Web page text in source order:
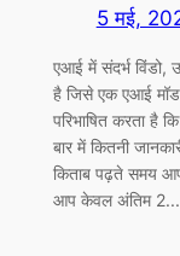
5 मई,
एआई में संदर्भ विंडो,
है जिसे एक एआई
परिभाषित करता है
बार में कितनी
किताब पढ़ते समय
आप केवल अंतिम 2...